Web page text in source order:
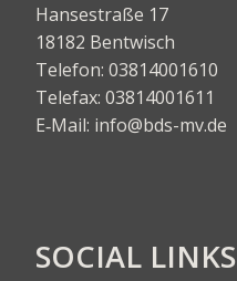
Han­se­stra­ße 17
18182 Bentwisch
Tele­fon: 03814001610
Tele­fax: 03814001611
E‑Mail: info@bds-mv.de
SOCIAL LINKS